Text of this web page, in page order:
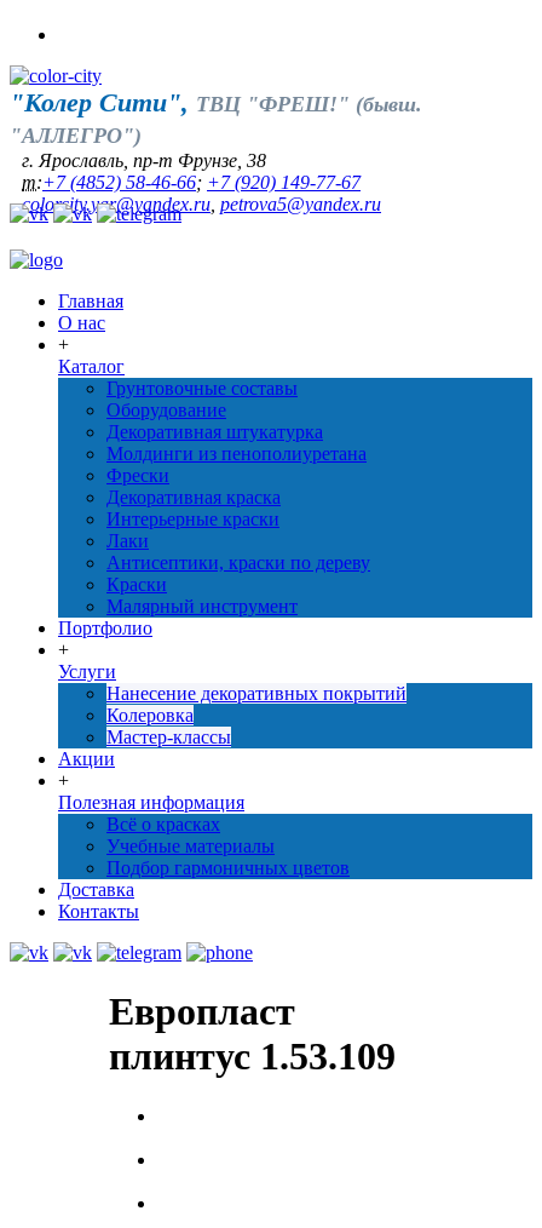
"Колер Сити", ТВЦ "ФРЕШ!" (бывш.
"АЛЛЕГРО")
г. Ярославль, пр-т Фрунзе, 38
т:+7 (4852) 58-46-66; +7 (920) 149-77-67
colorcity.yar@yandex.ru petrova5@yandex.ru
Главная
О нас
+
Каталог
Грунтовочные составы
Оборудование
Декоративная штукатурка
Молдинги из пенополиуретана
Фрески
Декоративная краска
Интерьерные краски
Лаки
Антисептики, краски по дереву
Краски
Малярный инструмент
Портфолио
+
Услуги
Нанесение декоративных покрытий
Колеровка
Мастер-классы
Акции
+
Полезная информация
Всё о красках
Учебные материалы
Подбор гармоничных цветов
Доставка
Контакты
Европласт
плинтус 1.53.109